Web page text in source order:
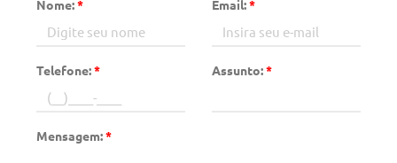
Nome:* Email:*
Telefone:* Assunto:*
Mensagem:*